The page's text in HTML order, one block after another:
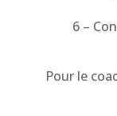
6 –
Pour le